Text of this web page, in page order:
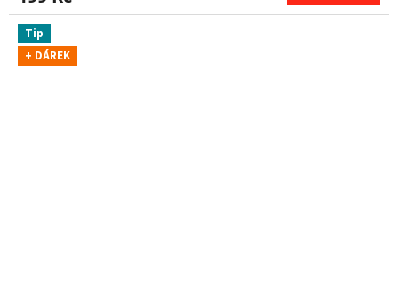
Tip
+ DÁREK